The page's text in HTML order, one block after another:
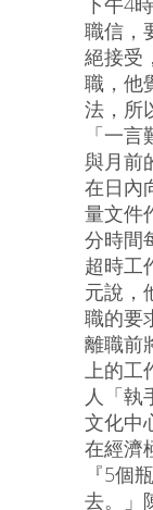
職信，
絕接受
職，他
法，所
「一
與月前
在日內
量文件
分時間
超時工
元說，
職的要
離職前
上的工
人「執
文化中
在經濟
『5個
去。」